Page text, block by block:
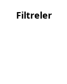
Filtreler